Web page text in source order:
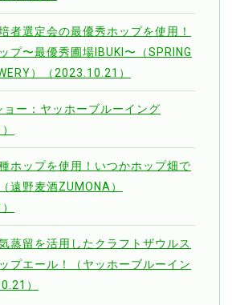
者選定会の最優秀ホップを使用！
プ〜最優秀圃場IBUKI〜（SPRING
）（2023.10.21）
ョー：ヤッホーブルーイング
ホップを使用！いつかホップ畑で
遠野麦酒ZUMONA）
蒸留を活用したクラフトザウルス
プエール！（ヤッホーブルーイン
）